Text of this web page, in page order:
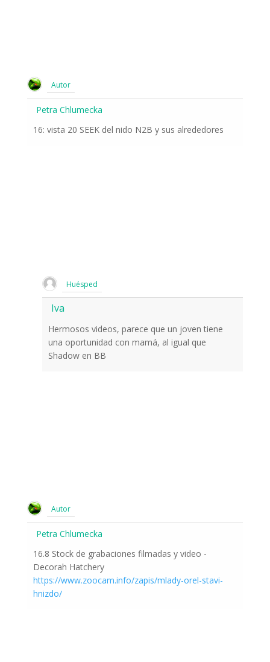
Autor
Petra Chlumecka
16: vista 20 SEEK del nido N2B y sus alrededores
Huésped
Iva
Hermosos videos, parece que un joven tiene
una oportunidad con mamá, al igual que
Shadow en BB
Autor
Petra Chlumecka
16.8 Stock de grabaciones filmadas y video -
Decorah Hatchery
https://www.zoocam.info/zapis/mlady-orel-stavi-
hnizdo/